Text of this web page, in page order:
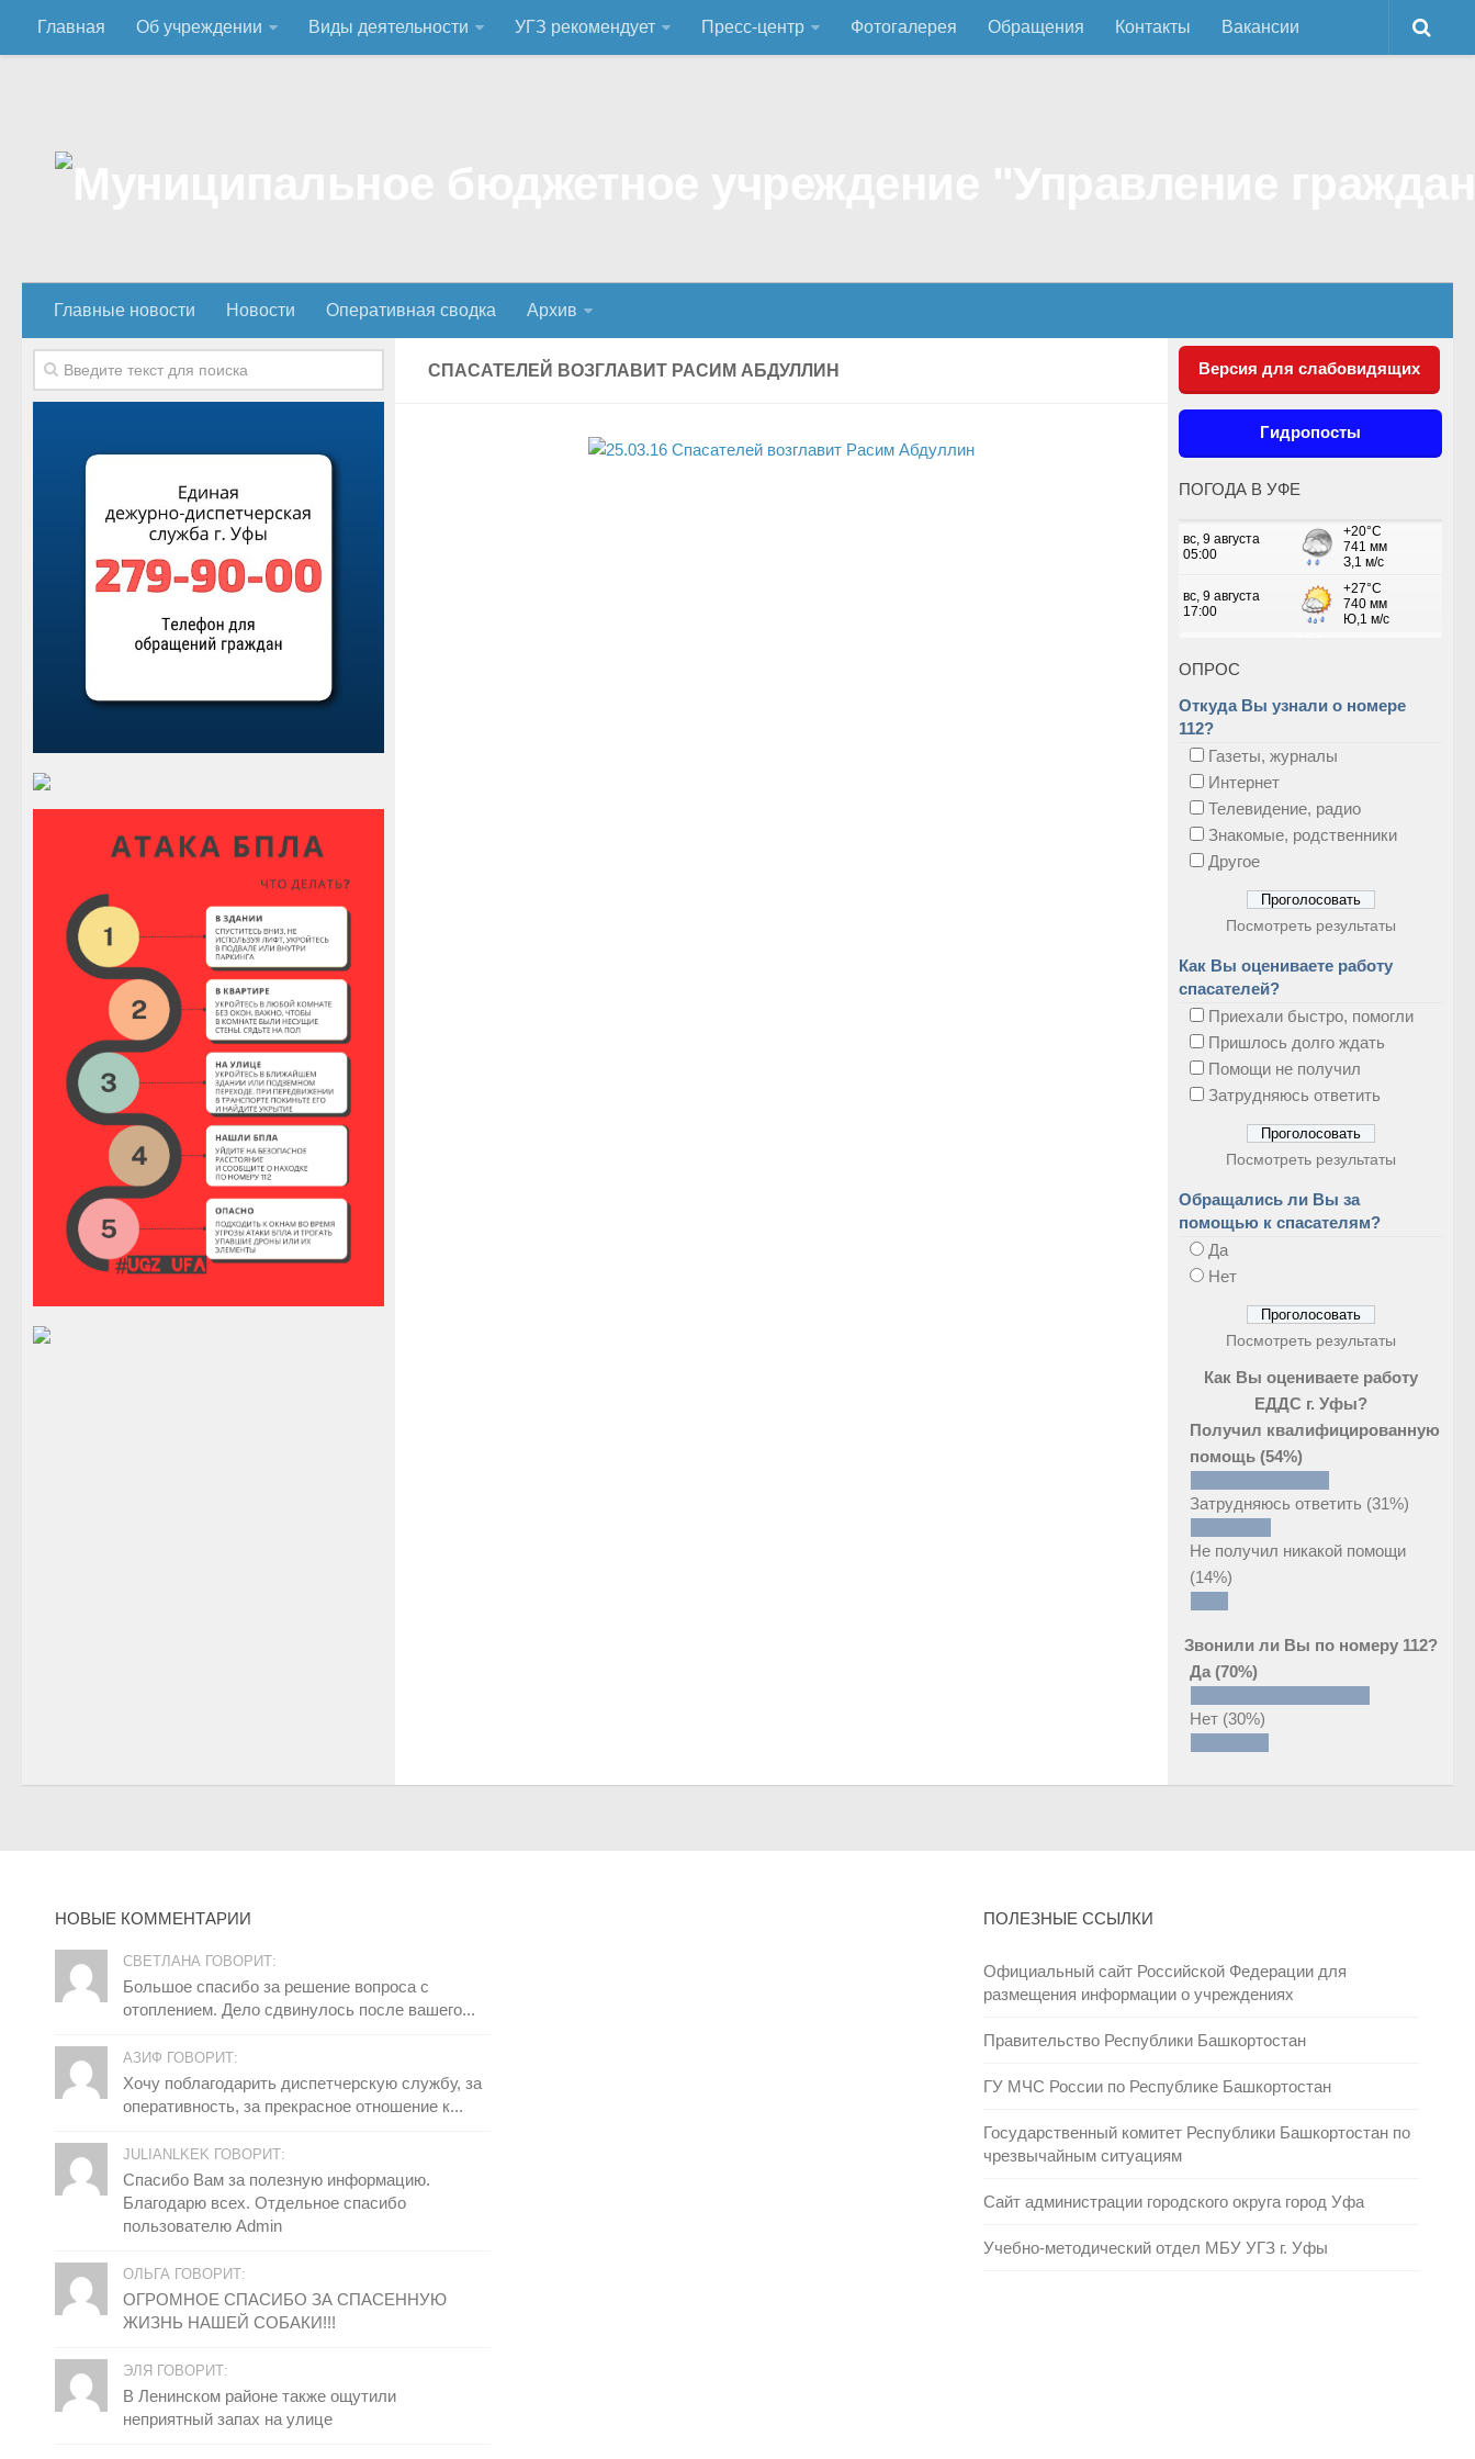
Главная Об учреждении Виды деятельности УГЗ рекомендует Пресс-центр Фотогалерея Обращения Контакты Вакансии
Главные новости Новости Оперативная сводка Архив
СПАСАТЕЛЕЙ ВОЗГЛАВИТ РАСИМ АБДУЛЛИН Версия для слабовидящих
Гидропосты
ПОГОДА В УФЕ
ОПРОС
Откуда Вы узнали о номере
112?
Газеты, журналы
Интернет
Телевидение, радио
Знакомые, родственники
Другое
Посмотреть результаты
Как Вы оцениваете работу
спасателей?
Приехали быстро, помогли
Пришлось долго ждать
Помощи не получил
Затрудняюсь ответить
Посмотреть результаты
Обращались ли Вы за
помощью к спасателям?
Да
Нет
Посмотреть результаты
Как Вы оцениваете работу
ЕДДС г. Уфы?
Получил квалифицированную
помощь (54%)
Затрудняюсь ответить (31%)
Не получил никакой помощи
(14%)
Звонили ли Вы по номеру 112?
Да (70%)
Нет (30%)
НОВЫЕ КОММЕНТАРИИ
СВЕТЛАНА ГОВОРИТ:
Большое спасибо за решение вопроса с
отоплением. Дело сдвинулось после вашего...
АЗИФ ГОВОРИТ:
Хочу поблагодарить диспетчерскую службу, за
оперативность, за прекрасное отношение к...
JULIANLKEK ГОВОРИТ:
Спасибо Вам за полезную информацию.
Благодарю всех. Отдельное спасибо
пользователю Admin
ОЛЬГА ГОВОРИТ:
ОГРОМНОЕ СПАСИБО ЗА СПАСЕННУЮ
ЖИЗНЬ НАШЕЙ СОБАКИ!!!
ЭЛЯ ГОВОРИТ:
В Ленинском районе также ощутили
неприятный запах на улице
ПОЛЕЗНЫЕ ССЫЛКИ
Официальный сайт Российской Федерации для
размещения информации о учреждениях
Правительство Республики Башкортостан
ГУ МЧС России по Республике Башкортостан
Государственный комитет Республики Башкортостан по
чрезвычайным ситуациям
Сайт администрации городского округа город Уфа
Учебно-методический отдел МБУ УГЗ г. Уфы